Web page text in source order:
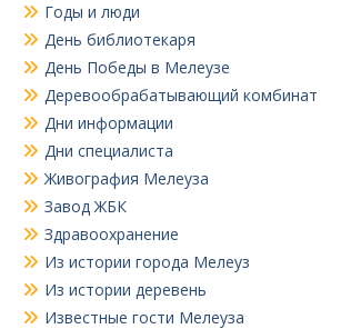
Годы и люди
День библиотекаря
День Победы в Мелеузе
Деревообрабатывающий комбинат
Дни информации
Дни специалиста
Живография Мелеуза
Завод ЖБК
Здравоохранение
Из истории города Мелеуз
Из истории деревень
Известные гости Мелеуза